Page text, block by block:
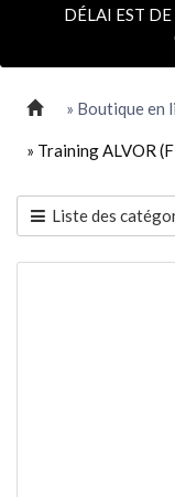
DÉLAI EST
» Boutique en
» Training ALVOR
Liste des